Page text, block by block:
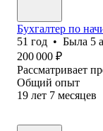
Бухгалтер по
51 год • Была 5
200 000 ₽
Рассматривает
Общий опыт
19 лет 7 месяцев